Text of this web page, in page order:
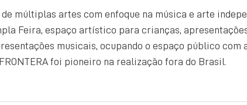
de múltiplas artes com enfoque na música e arte
Feira, espaço artístico para crianças,
musicais, ocupando o espaço público com
FRONTERA foi pioneiro na realização fora do Brasil.